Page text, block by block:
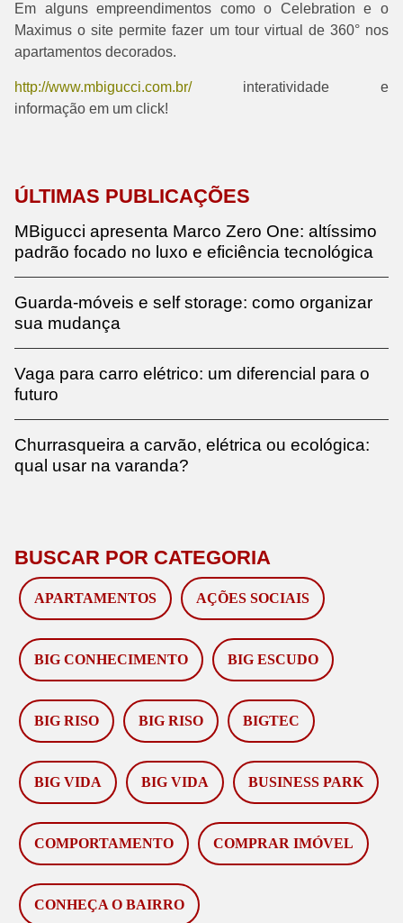
Em alguns empreendimentos como o Celebration e o
Maximus o site permite fazer um tour virtual de 360° nos
apartamentos decorados.
http://www.mbigucci.com.br/
interatividade e
informação em um click!
ÚLTIMAS PUBLICAÇÕES
MBigucci apresenta Marco Zero One: altíssimo
padrão focado no luxo e eficiência tecnológica
Guarda-móveis e self storage: como organizar
sua mudança
Vaga para carro elétrico: um diferencial para o
futuro
Churrasqueira a carvão, elétrica ou ecológica:
qual usar na varanda?
BUSCAR POR CATEGORIA
APARTAMENTOS AÇÕES SOCIAIS
BIG CONHECIMENTO BIG ESCUDO
BIG RISO BIG RISO BIGTEC
BIG VIDA BIG VIDA BUSINESS PARK
COMPORTAMENTO COMPRAR IMÓVEL
CONHEÇA O BAIRRO